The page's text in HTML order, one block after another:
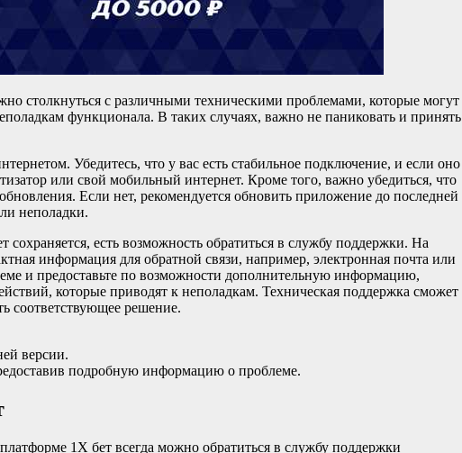
столкнуться с различными техническими проблемами, которые могут
функционала. В таких случаях, важно не паниковать и принять
Убедитесь, что у вас есть стабильное подключение, и если оно
или свой мобильный интернет. Кроме того, важно убедиться, что
Если нет, рекомендуется обновить приложение до последней
неполадки.
есть возможность обратиться в службу поддержки. На
информация для обратной связи, например, электронная почта или
и предоставьте по возможности дополнительную информацию,
которые приводят к неполадкам. Техническая поддержка сможет
соответствующее решение.
версии.
подробную информацию о проблеме.
1X бет всегда можно обратиться в службу поддержки